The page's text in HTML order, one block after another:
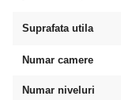
Suprafata utila
Numar camere
Numar niveluri